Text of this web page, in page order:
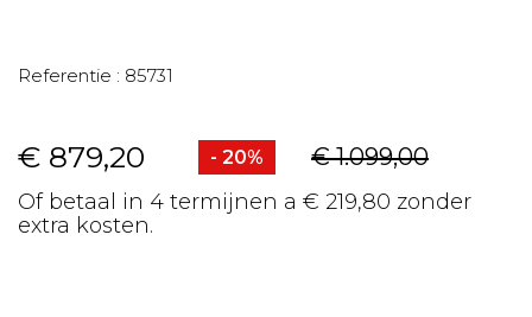
Referentie : 85731
€ 879,20 - 20% € 1.099,00
Of betaal in 4 termijnen a € 219,80 zonder
extra kosten.